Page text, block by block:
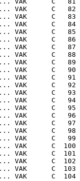
VAK      C   82
VAK      C   83
VAK      C   84
VAK      C   85
VAK      C   86
VAK      C   87
VAK      C   88
VAK      C   89
VAK      C   90
VAK      C   91
VAK      C   92
VAK      C   93
VAK      C   94
VAK      C   95
VAK      C   96
VAK      C   97
VAK      C   98
VAK      C   99
VAK      C  100
VAK      C  101
VAK      C  102
VAK      C  103
VAK      C  104